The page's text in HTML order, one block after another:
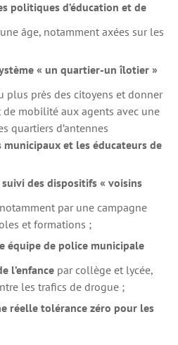
politiques d’éducation et de
âge, notamment axées sur les
« un quartier-un îlotier »
plus près des citoyens et donner
mobilité aux agents avec une
quartiers d’antennes
et les éducateurs de
suivi des dispositifs « voisins
par une campagne
et formations ;
équipe de police municipale
l’enfancepar collège et lycée,
les trafics de drogue ;
réelle tolérance zéro pour les